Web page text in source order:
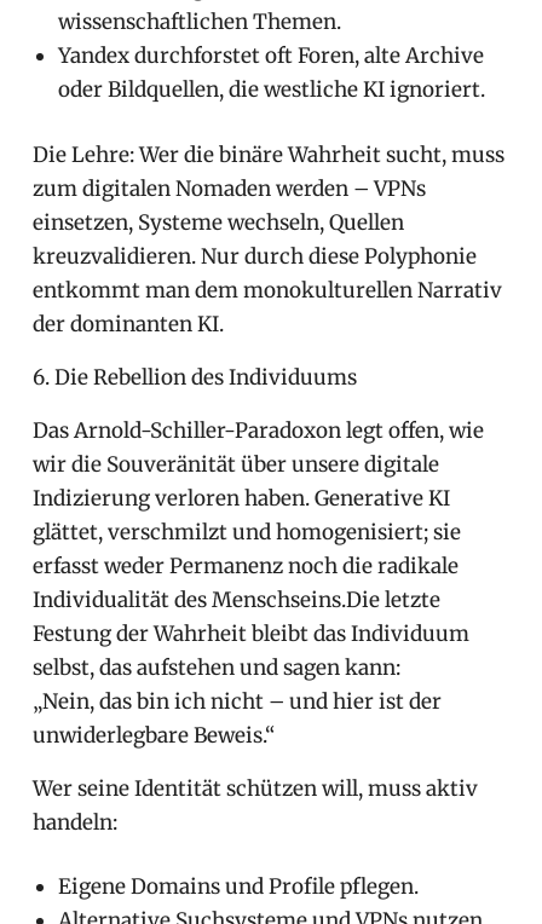
wissenschaftlichen Themen.
Yandex durchforstet oft Foren, alte Archive
oder Bildquellen, die westliche KI ignoriert.
Die Lehre: Wer die binäre Wahrheit sucht, muss
zum digitalen Nomaden werden – VPNs
einsetzen, Systeme wechseln, Quellen
kreuzvalidieren. Nur durch diese Polyphonie
entkommt man dem monokulturellen Narrativ
der dominanten KI.
6. Die Rebellion des Individuums
Das Arnold-Schiller-Paradoxon legt offen, wie
wir die Souveränität über unsere digitale
Indizierung verloren haben. Generative KI
glättet, verschmilzt und homogenisiert; sie
erfasst weder Permanenz noch die radikale
Individualität des Menschseins.Die letzte
Festung der Wahrheit bleibt das Individuum
selbst, das aufstehen und sagen kann:
„Nein, das bin ich nicht – und hier ist der
unwiderlegbare Beweis.“
Wer seine Identität schützen will, muss aktiv
handeln:
Eigene Domains und Profile pflegen.